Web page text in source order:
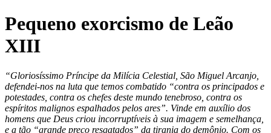
Pequeno exorcismo de Leão
XIII
“Gloriosíssimo Príncipe da Milícia Celestial, São Miguel Arcanjo,
defendei-nos na luta que temos combatido “contra os principados e
potestades, contra os chefes deste mundo tenebroso, contra os
espíritos malignos espalhados pelos ares”. Vinde em auxílio dos
homens que Deus criou incorruptíveis à sua imagem e semelhança,
e a tão “grande preço resgatados” da tirania do demônio. Com os